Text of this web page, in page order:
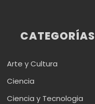
CATEGORÍAS
Arte y Cultura
Ciencia
Ciencia y Tecnologia